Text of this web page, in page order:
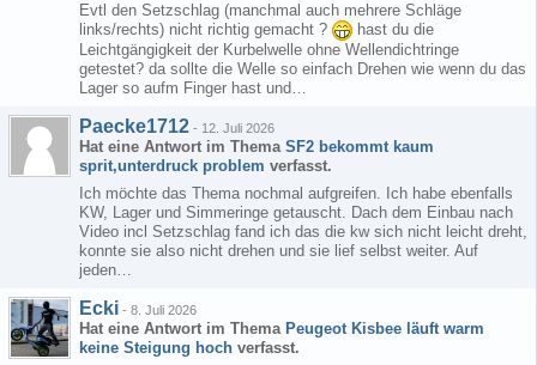
Evtl den Setzschlag (manchmal auch mehrere Schläge
links/rechts) nicht richtig gemacht ?
hast du die
Leichtgängigkeit der Kurbelwelle ohne Wellendichtringe
getestet? da sollte die Welle so einfach Drehen wie wenn du das
Lager so aufm Finger hast und…
Paecke1712 - 12. Juli 2026
Hat eine Antwort im Thema SF2 bekommt kaum
sprit,unterdruck problem verfasst.
Ich möchte das Thema nochmal aufgreifen. Ich habe ebenfalls
KW, Lager und Simmeringe getauscht. Dach dem Einbau nach
Video incl Setzschlag fand ich das die kw sich nicht leicht dreht,
konnte sie also nicht drehen und sie lief selbst weiter. Auf
jeden…
Ecki - 8. Juli 2026
Hat eine Antwort im Thema Peugeot Kisbee läuft warm
keine Steigung hoch verfasst.